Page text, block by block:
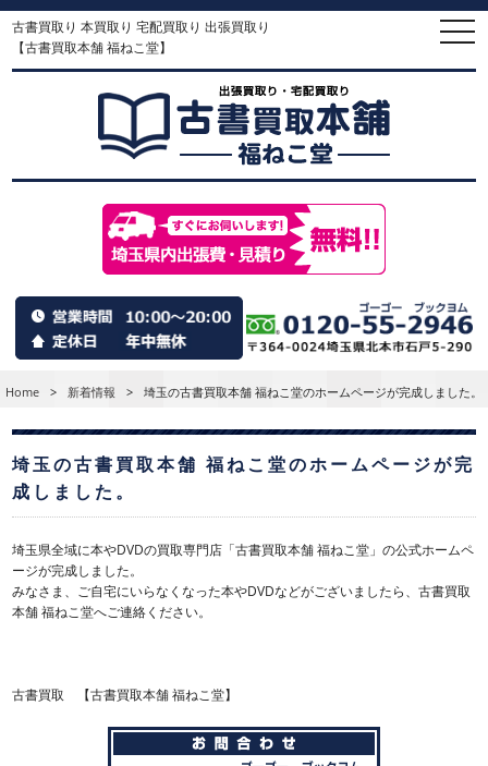
古書買取り 本買取り 宅配買取り 出張買取り
【古書買取本舗 福ねこ堂】
Home > 新着情報 > 埼玉の古書買取本舗 福ねこ堂のホームページが完成しました。
埼玉の古書買取本舗 福ねこ堂のホームページが完
成しました。
埼玉県全域に本やDVDの買取専門店「古書買取本舗 福ねこ堂」の公式ホームペ
ージが完成しました。
みなさま、ご自宅にいらなくなった本やDVDなどがございましたら、古書買取
本舗 福ねこ堂へご連絡ください。
古書買取 【古書買取本舗 福ねこ堂】